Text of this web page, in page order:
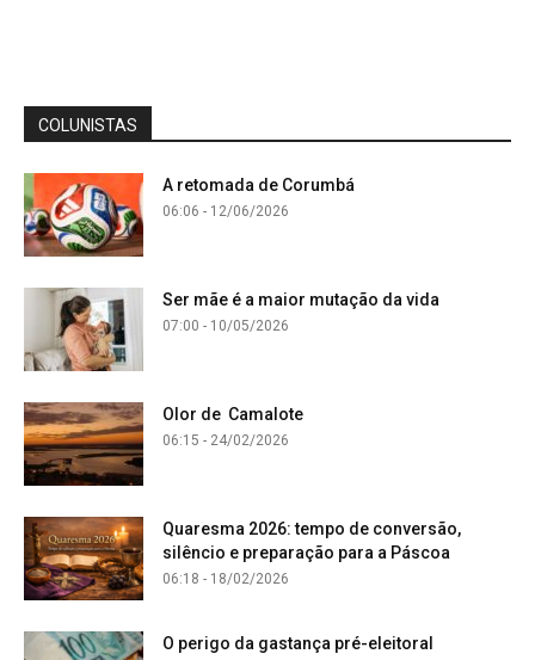
COLUNISTAS
A retomada de Corumbá
06:06 - 12/06/2026
Ser mãe é a maior mutação da vida
07:00 - 10/05/2026
Olor de Camalote
06:15 - 24/02/2026
Quaresma 2026: tempo de conversão,
silêncio e preparação para a Páscoa
06:18 - 18/02/2026
O perigo da gastança pré-eleitoral